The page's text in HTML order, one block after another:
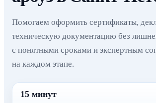
Помогаем оформить сертификаты,
техническую документацию без
с понятными сроками и экспертным
на каждом этапе.
15 минут